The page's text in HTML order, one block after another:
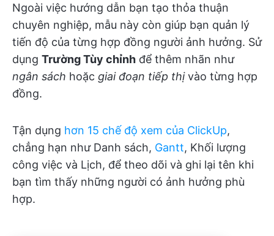
Ngoài việc hướng dẫn bạn tạo thỏa thuận
chuyên nghiệp, mẫu này còn giúp bạn quản lý
tiến độ của từng hợp đồng người ảnh hưởng. Sử
dụng Trường Tùy chỉnh để thêm nhãn như
ngân sách hoặc giai đoạn tiếp thịvào từng hợp
đồng.
Tận dụng hơn 15 chế độ xem của ClickUp,
chẳng hạn như Danh sách, Gantt, Khối lượng
công việc và Lịch, để theo dõi và ghi lại tên khi
bạn tìm thấy những người có ảnh hưởng phù
hợp.